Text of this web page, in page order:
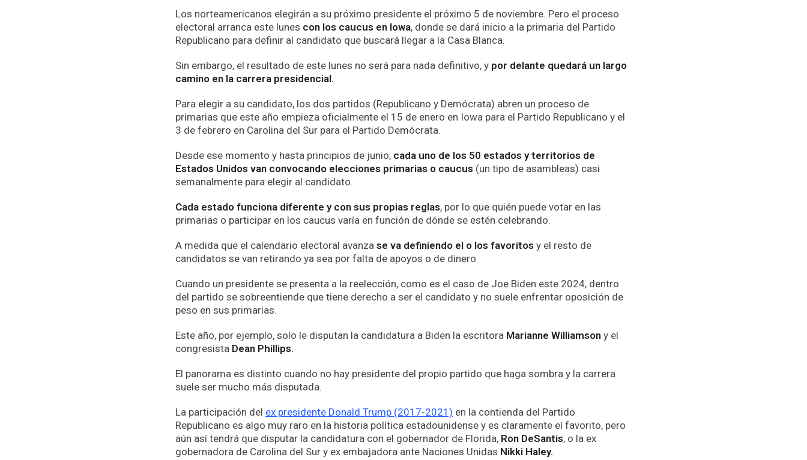
Los norteamericanos elegirán a su próximo presidente el próximo 5 de noviembre. Pero el proceso
electoral arranca este lunes con los caucus en Iowa, donde se dará inicio a la primaria del Partido
Republicano para definir al candidato que buscará llegar a la Casa Blanca.
Sin embargo, el resultado de este lunes no será para nada definitivo, y por delante quedará un largo
camino en la carrera presidencial.
Para elegir a su candidato, los dos partidos (Republicano y Demócrata) abren un proceso de
primarias que este año empieza oficialmente el 15 de enero en Iowa para el Partido Republicano y el
3 de febrero en Carolina del Sur para el Partido Demócrata.
Desde ese momento y hasta principios de junio, cada uno de los 50 estados y territorios de
Estados Unidos van convocando elecciones primarias o caucus (un tipo de asambleas) casi
semanalmente para elegir al candidato.
Cada estado funciona diferente y con sus propias reglas, por lo que quién puede votar en las
primarias o participar en los caucus varía en función de dónde se estén celebrando.
A medida que el calendario electoral avanza se va definiendo el o los favoritos y el resto de
candidatos se van retirando ya sea por falta de apoyos o de dinero.
Cuando un presidente se presenta a la reelección, como es el caso de Joe Biden este 2024, dentro
del partido se sobreentiende que tiene derecho a ser el candidato y no suele enfrentar oposición de
peso en sus primarias.
Este año, por ejemplo, solo le disputan la candidatura a Biden la escritora Marianne Williamson y el
congresista Dean Phillips.
El panorama es distinto cuando no hay presidente del propio partido que haga sombra y la carrera
suele ser mucho más disputada.
La participación del ex presidente Donald Trump (2017-2021) en la contienda del Partido
Republicano es algo muy raro en la historia política estadounidense y es claramente el favorito, pero
aún así tendrá que disputar la candidatura con el gobernador de Florida, Ron DeSantis, o la ex
gobernadora de Carolina del Sur y ex embajadora ante Naciones Unidas Nikki Haley.